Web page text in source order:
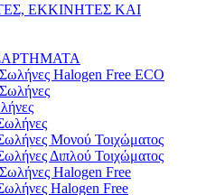
ΕΚΚΙΝΗΤΕΣ ΚΑΙ
Halogen Free ECO
Μονού Τοιχώματος
Διπλού Τοιχώματος
Halogen Free
Halogen Free